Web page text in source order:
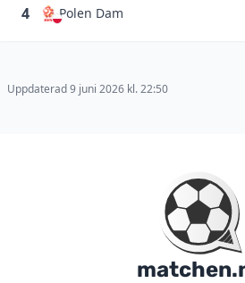
4 Polen Dam
Uppdaterad 9 juni 2026 kl. 22:50